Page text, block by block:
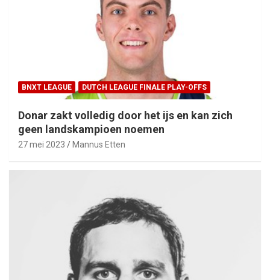
BNXT LEAGUE DUTCH LEAGUE FINALE PLAY-OFFS
Donar zakt volledig door het ijs en kan zich
geen landskampioen noemen
27 mei 2023 Mannus Etten